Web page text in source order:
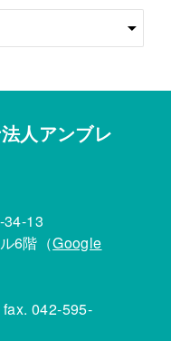
人アンブレ
34-13
6階（Google
fax. 042-595-